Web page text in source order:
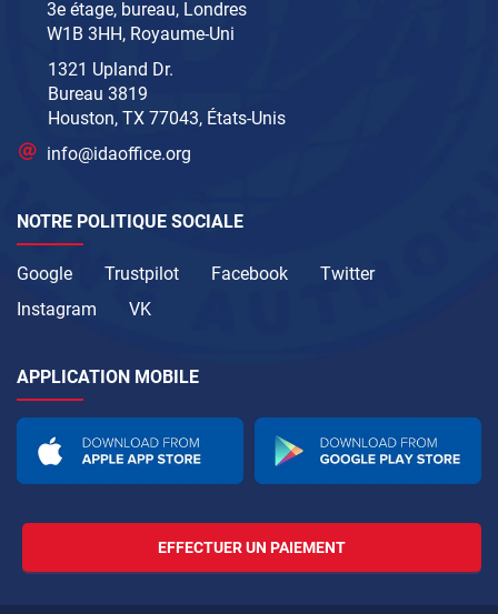
3e étage, bureau, Londres
W1B 3HH, Royaume-Uni
1321 Upland Dr.
Bureau 3819
Houston, TX 77043, États-Unis
info@idaoffice.org
NOTRE POLITIQUE SOCIALE
Google Trustpilot Facebook
Twitter
Instagram
VK
APPLICATION MOBILE
EFFECTUER UN PAIEMENT